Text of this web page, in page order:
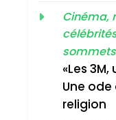
5
Cinéma,
sommets
«Les
Une
religion